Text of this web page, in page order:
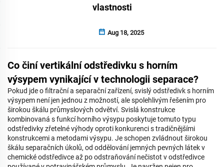
vlastnosti
Aug 18, 2025
Co činí vertikální odstředivku s horním
výsypem vynikající v technologii separace?
Pokud jde o filtrační a separační zařízení, svislý odstředivk s horním
výsypem není jen jednou z možností, ale spolehlivým řešením pro
širokou škálu průmyslových odvětví. Svislá konstrukce
kombinovaná s funkcí horního výsypu poskytuje tomuto typu
odstředivky zřetelné výhody oproti konkurenci s tradičnějšími
konstrukcemi a metodami výsypu. Je schopen zvládnout širokou
škálu separačních úkolů, od oddělování jemných pevných látek v
chemické odstředivce až po odstraňování nečistot v odstředivce